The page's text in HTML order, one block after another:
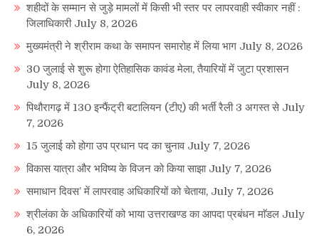
शहीदों के सम्मान से जुड़े मामलों में किसी भी स्तर पर लापरवाही स्वीकार नहीं :
जिलाधिकारी July 8, 2026
मुख्यमंत्री ने श्रीराम कथा के समापन समारोह में लिया भाग July 8, 2026
30 जुलाई से शुरू होगा ऐतिहासिक कावंड मेला, तैयारियों में जुटा प्रशासन
July 8, 2026
पिथौरागढ़ में 130 इन्फैंट्री बटालियन (टीए) की भर्ती रैली 3 अगस्त से July
7, 2026
15 जुलाई को होगा उप प्रधान पद का चुनाव July 7, 2026
विकास यात्रा और भविष्य के विजन को किया साझा July 7, 2026
समाधान दिवस’ में लापरवाह अधिकारियों को चेताया, July 7, 2026
श्रीलंका के अधिकारियों को भाया उत्तराखण्ड का आपदा प्रबंधन माॅडल July
6, 2026